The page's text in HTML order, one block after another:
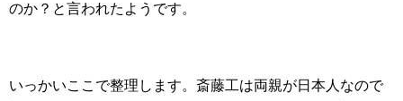
のか？と言われたようです。
いっかいここで整理します。斎藤工は両親が日本人なので